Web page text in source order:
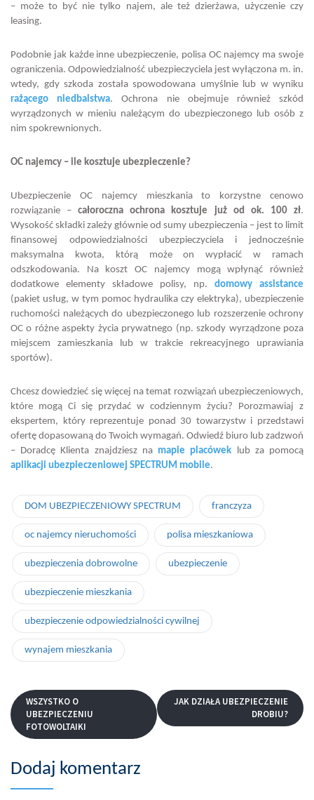
– może to być nie tylko najem, ale też dzierżawa, użyczenie czy
leasing.
Podobnie jak każde inne ubezpieczenie, polisa OC najemcy ma swoje
ograniczenia. Odpowiedzialność ubezpieczyciela jest wyłączona m. in.
wtedy, gdy szkoda została spowodowana umyślnie lub w wyniku
rażącego niedbalstwa. Ochrona nie obejmuje również szkód
wyrządzonych w mieniu należącym do ubezpieczonego lub osób z
nim spokrewnionych.
OC najemcy – ile kosztuje ubezpieczenie?
Ubezpieczenie OC najemcy mieszkania to korzystne cenowo
rozwiązanie –całoroczna ochrona kosztuje już od ok. 100 zł.
Wysokość składki zależy głównie od sumy ubezpieczenia – jest to limit
finansowej odpowiedzialności ubezpieczyciela i jednocześnie
maksymalna kwota, którą może on wypłacić w ramach
odszkodowania. Na koszt OC najemcy mogą wpłynąć również
dodatkowe elementy składowe polisy, np. domowy assistance
(pakiet usług, w tym pomoc hydraulika czy elektryka), ubezpieczenie
ruchomości należących do ubezpieczonego lub rozszerzenie ochrony
OC o różne aspekty życia prywatnego (np. szkody wyrządzone poza
miejscem zamieszkania lub w trakcie rekreacyjnego uprawiania
sportów).
Chcesz dowiedzieć się więcej na temat rozwiązań ubezpieczeniowych,
które mogą Ci się przydać w codziennym życiu? Porozmawiaj z
ekspertem, który reprezentuje ponad 30 towarzystw i przedstawi
ofertę dopasowaną do Twoich wymagań. Odwiedź biuro lub zadzwoń
– Doradcę Klienta znajdziesz na mapie placówek lub za pomocą
aplikacji ubezpieczeniowej SPECTRUM mobile.
DOM UBEZPIECZENIOWY SPECTRUM franczyza
oc najemcy nieruchomości polisa mieszkaniowa
ubezpieczenia dobrowolne ubezpieczenie
ubezpieczenie mieszkania
ubezpieczenie odpowiedzialności cywilnej
wynajem mieszkania
WSZYSTKO O
UBEZPIECZENIU
FOTOWOLTAIKI
JAK DZIAŁA UBEZPIECZENIE
DROBIU?
Dodaj komentarz